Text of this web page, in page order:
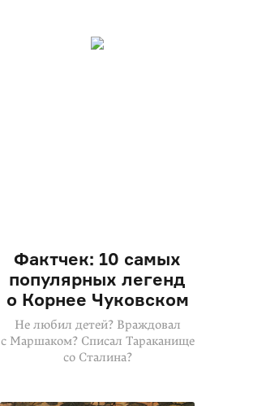
Фактчек: 10 самых
популярных легенд
о Корнее Чуковском
Не любил детей? Враждовал
с Маршаком? Списал Тараканище
со Сталина?